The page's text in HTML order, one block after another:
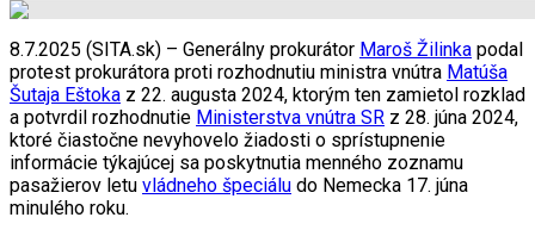
8.7.2025 (SITA.sk) – Generálny prokurátor Maroš Žilinka podal
protest prokurátora proti rozhodnutiu ministra vnútra Matúša
Šutaja Eštoka z 22. augusta 2024, ktorým ten zamietol rozklad
a potvrdil rozhodnutie Ministerstva vnútra SR z 28. júna 2024,
ktoré čiastočne nevyhovelo žiadosti o sprístupnenie
informácie týkajúcej sa poskytnutia menného zoznamu
pasažierov letu vládneho špeciálu do Nemecka 17. júna
minulého roku.